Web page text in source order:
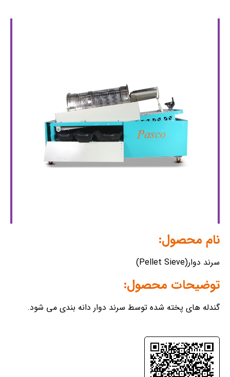
نام محصول:
سرند دوار(Pellet Sieve)
توضیحات محصول:
گندله های پخته شده توسط سرند دوار دانه بندی می شود.